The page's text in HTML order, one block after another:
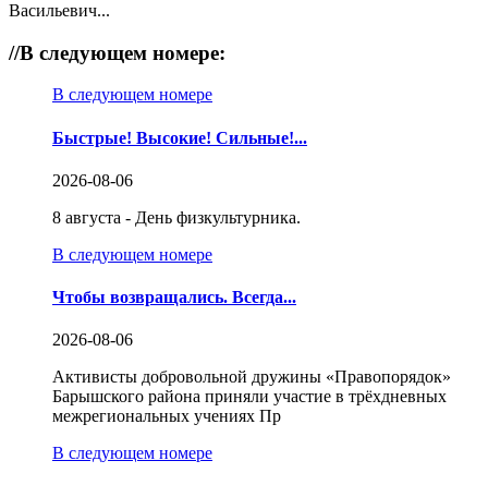
Васильевич...
//В следующем номере:
В следующем номере
Быстрые! Высокие! Сильные!...
2026-08-06
8 августа - День физкультурника.
В следующем номере
Чтобы возвращались. Всегда...
2026-08-06
Активисты добровольной дружины «Правопорядок»
Барышского района приняли участие в трёхдневных
межрегиональных учениях Пр
В следующем номере